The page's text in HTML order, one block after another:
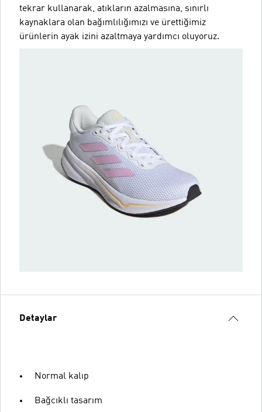
tekrar kullanarak, atıkların azalmasına, sınırlı
kaynaklara olan bağımlılığımızı ve ürettiğimiz
ürünlerin ayak izini azaltmaya yardımcı oluyoruz.
Detaylar
Normal kalıp
Bağcıklı tasarım